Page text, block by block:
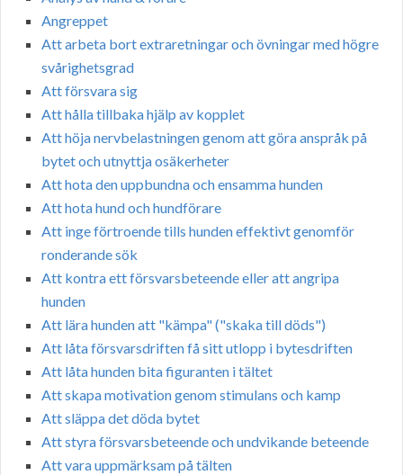
Angreppet
Att arbeta bort extraretningar och övningar med högre
svårighetsgrad
Att försvara sig
Att hålla tillbaka hjälp av kopplet
Att höja nervbelastningen genom att göra anspråk på
bytet och utnyttja osäkerheter
Att hota den uppbundna och ensamma hunden
Att hota hund och hundförare
Att inge förtroende tills hunden effektivt genomför
ronderande sök
Att kontra ett försvarsbeteende eller att angripa
hunden
Att lära hunden att "kämpa" ("skaka till döds")
Att låta försvarsdriften få sitt utlopp i bytesdriften
Att låta hunden bita figuranten i tältet
Att skapa motivation genom stimulans och kamp
Att släppa det döda bytet
Att styra försvarsbeteende och undvikande beteende
Att vara uppmärksam på tälten